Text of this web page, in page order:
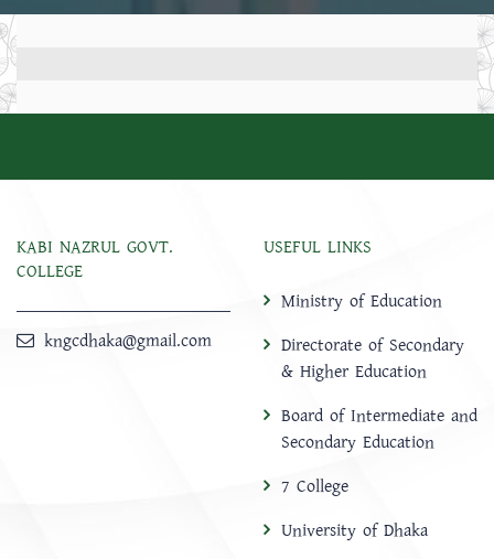
KABI NAZRUL GOVT.
COLLEGE
kngcdhaka@gmail.com
USEFUL LINKS
Ministry of Education
Directorate of Secondary
& Higher Education
Board of Intermediate and
Secondary Education
7 College
University of Dhaka